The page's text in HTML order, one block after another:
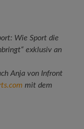
Wie Sport die
exklusiv an
Anja von Infront
mit dem